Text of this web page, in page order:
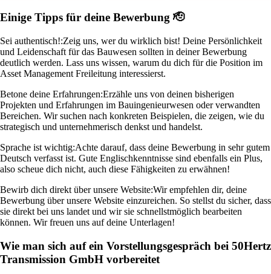
Einige Tipps für deine Bewerbung 🫡
Sei authentisch!:Zeig uns, wer du wirklich bist! Deine Persönlichkeit
und Leidenschaft für das Bauwesen sollten in deiner Bewerbung
deutlich werden. Lass uns wissen, warum du dich für die Position im
Asset Management Freileitung interessierst.
Betone deine Erfahrungen:Erzähle uns von deinen bisherigen
Projekten und Erfahrungen im Bauingenieurwesen oder verwandten
Bereichen. Wir suchen nach konkreten Beispielen, die zeigen, wie du
strategisch und unternehmerisch denkst und handelst.
Sprache ist wichtig:Achte darauf, dass deine Bewerbung in sehr gutem
Deutsch verfasst ist. Gute Englischkenntnisse sind ebenfalls ein Plus,
also scheue dich nicht, auch diese Fähigkeiten zu erwähnen!
Bewirb dich direkt über unsere Website:Wir empfehlen dir, deine
Bewerbung über unsere Website einzureichen. So stellst du sicher, dass
sie direkt bei uns landet und wir sie schnellstmöglich bearbeiten
können. Wir freuen uns auf deine Unterlagen!
Wie man sich auf ein Vorstellungsgespräch bei 50Hertz
Transmission GmbH vorbereitet